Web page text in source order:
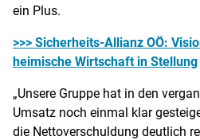
ein Plus.
>>> Sicherheits-Allianz OÖ:
heimische Wirtschaft in Stellung
„Unsere Gruppe hat in den
Umsatz noch einmal klar
die Nettoverschuldung deutlich